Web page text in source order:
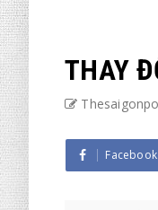
THAY
Facebook